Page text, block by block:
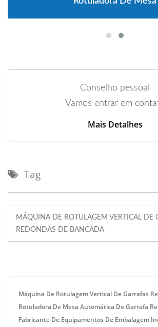
Conselho pessoal
Vamos entrar em
Mais Detalhes
Tag
MÁQUINA DE ROTULAGEM VERTICAL DE
REDONDAS DE BANCADA
Máquina De Rotulagem Vertical De Garrafas
Rotuladora De Mesa Automática De Garrafa
Fabricante De Equipamentos De Embalagem